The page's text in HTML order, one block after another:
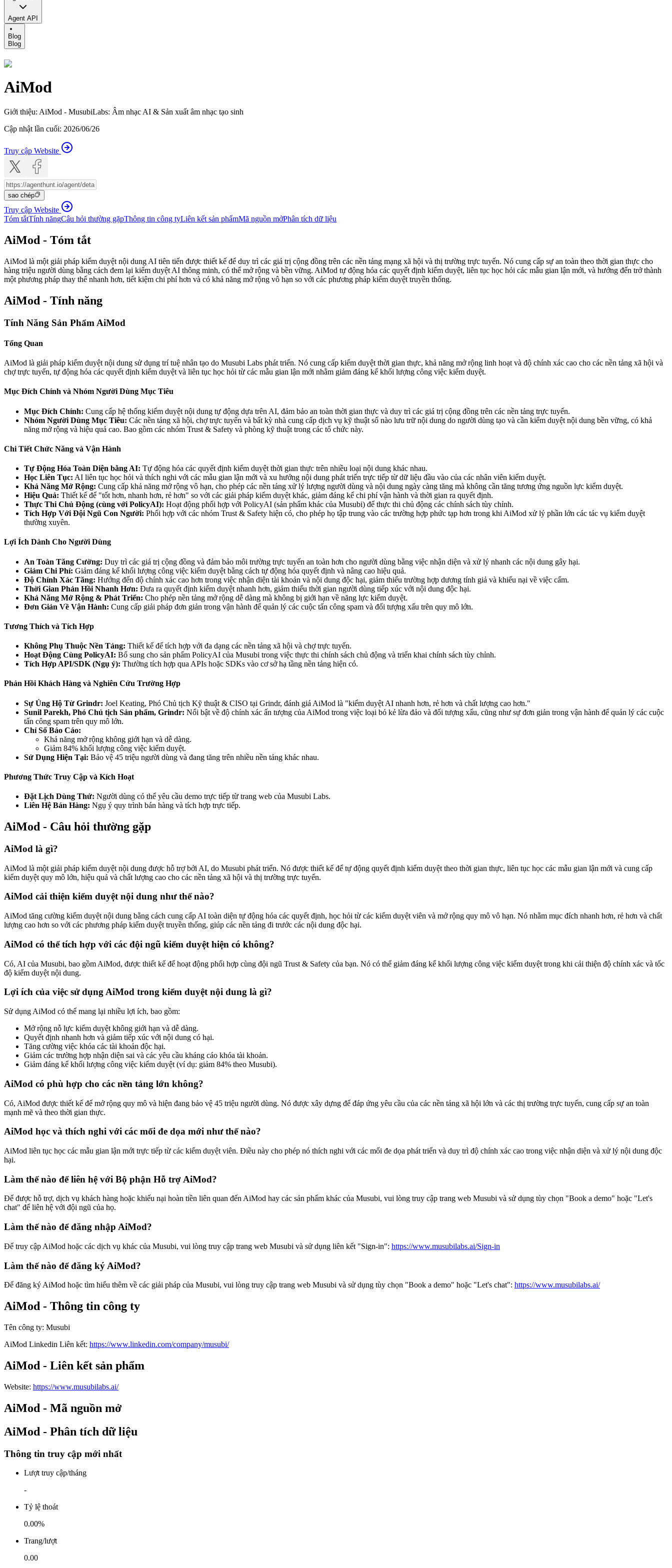
Agent API
Blog
Blog
AiMod
Giới thiệu: AiMod - MusubiLabs: Âm nhạc AI & Sản xuất âm nhạc tạo sinh
Cập nhật lần cuối: 2026/06/26
Truy cập Website
sao chép
Truy cập Website
Tóm tắtTính năngCâu hỏi thường gặpThông tin công tyLiên kết sản phẩmMã nguồn mởPhân tích dữ liệu
AiMod - Tóm tắt
AiMod là một giải pháp kiểm duyệt nội dung AI tiên tiến được thiết kế để duy trì các giá trị cộng đồng trên các nền tảng mạng xã hội và thị trường trực tuyến. Nó cung cấp sự an toàn theo thời gian thực cho
hàng triệu người dùng bằng cách đem lại kiểm duyệt AI thông minh, có thể mở rộng và bền vững. AiMod tự động hóa các quyết định kiểm duyệt, liên tục học hỏi các mẫu gian lận mới, và hướng đến trở thành
một phương pháp thay thế nhanh hơn, tiết kiệm chi phí hơn và có khả năng mở rộng vô hạn so với các phương pháp kiểm duyệt truyền thống.
AiMod - Tính năng
Tính Năng Sản Phẩm AiMod
Tổng Quan
AiMod là giải pháp kiểm duyệt nội dung sử dụng trí tuệ nhân tạo do Musubi Labs phát triển. Nó cung cấp kiểm duyệt thời gian thực, khả năng mở rộng linh hoạt và độ chính xác cao cho các nền tảng xã hội và
chợ trực tuyến, tự động hóa các quyết định kiểm duyệt và liên tục học hỏi từ các mẫu gian lận mới nhằm giảm đáng kể khối lượng công việc kiểm duyệt.
Mục Đích Chính và Nhóm Người Dùng Mục Tiêu
Mục Đích Chính: Cung cấp hệ thống kiểm duyệt nội dung tự động dựa trên AI, đảm bảo an toàn thời gian thực và duy trì các giá trị cộng đồng trên các nền tảng trực tuyến.
Nhóm Người Dùng Mục Tiêu: Các nền tảng xã hội, chợ trực tuyến và bất kỳ nhà cung cấp dịch vụ kỹ thuật số nào lưu trữ nội dung do người dùng tạo và cần kiểm duyệt nội dung bền vững, có khả
năng mở rộng và hiệu quả cao. Bao gồm các nhóm Trust & Safety và phòng kỹ thuật trong các tổ chức này.
Chi Tiết Chức Năng và Vận Hành
Tự Động Hóa Toàn Diện bằng AI: Tự động hóa các quyết định kiểm duyệt thời gian thực trên nhiều loại nội dung khác nhau.
Học Liên Tục: AI liên tục học hỏi và thích nghi với các mẫu gian lận mới và xu hướng nội dung phát triển trực tiếp từ dữ liệu đầu vào của các nhân viên kiểm duyệt.
Khả Năng Mở Rộng: Cung cấp khả năng mở rộng vô hạn, cho phép các nền tảng xử lý lượng người dùng và nội dung ngày càng tăng mà không cần tăng tương ứng nguồn lực kiểm duyệt.
Hiệu Quả: Thiết kế để "tốt hơn, nhanh hơn, rẻ hơn" so với các giải pháp kiểm duyệt khác, giảm đáng kể chi phí vận hành và thời gian ra quyết định.
Thực Thi Chủ Động (cùng với PolicyAI): Hoạt động phối hợp với PolicyAI (sản phẩm khác của Musubi) để thực thi chủ động các chính sách tùy chỉnh.
Tích Hợp Với Đội Ngũ Con Người: Phối hợp với các nhóm Trust & Safety hiện có, cho phép họ tập trung vào các trường hợp phức tạp hơn trong khi AiMod xử lý phần lớn các tác vụ kiểm duyệt
thường xuyên.
Lợi Ích Dành Cho Người Dùng
An Toàn Tăng Cường: Duy trì các giá trị cộng đồng và đảm bảo môi trường trực tuyến an toàn hơn cho người dùng bằng việc nhận diện và xử lý nhanh các nội dung gây hại.
Giảm Chi Phí: Giảm đáng kể khối lượng công việc kiểm duyệt bằng cách tự động hóa quyết định và nâng cao hiệu quả.
Độ Chính Xác Tăng: Hướng đến độ chính xác cao hơn trong việc nhận diện tài khoản và nội dung độc hại, giảm thiểu trường hợp dương tính giả và khiếu nại về việc cấm.
Thời Gian Phản Hồi Nhanh Hơn: Đưa ra quyết định kiểm duyệt nhanh hơn, giảm thiểu thời gian người dùng tiếp xúc với nội dung độc hại.
Khả Năng Mở Rộng & Phát Triển: Cho phép nền tảng mở rộng dễ dàng mà không bị giới hạn về năng lực kiểm duyệt.
Đơn Giản Về Vận Hành: Cung cấp giải pháp đơn giản trong vận hành để quản lý các cuộc tấn công spam và đối tượng xấu trên quy mô lớn.
Tương Thích và Tích Hợp
Không Phụ Thuộc Nền Tảng: Thiết kế để tích hợp với đa dạng các nền tảng xã hội và chợ trực tuyến.
Hoạt Động Cùng PolicyAI: Bổ sung cho sản phẩm PolicyAI của Musubi trong việc thực thi chính sách chủ động và triển khai chính sách tùy chỉnh.
Tích Hợp API/SDK (Ngụ ý): Thường tích hợp qua APIs hoặc SDKs vào cơ sở hạ tầng nền tảng hiện có.
Phản Hồi Khách Hàng và Nghiên Cứu Trường Hợp
Sự Ủng Hộ Từ Grindr: Joel Keating, Phó Chủ tịch Kỹ thuật & CISO tại Grindr, đánh giá AiMod là "kiểm duyệt AI nhanh hơn, rẻ hơn và chất lượng cao hơn."
Sunil Parekh, Phó Chủ tịch Sản phẩm, Grindr: Nổi bật về độ chính xác ấn tượng của AiMod trong việc loại bỏ kẻ lừa đảo và đối tượng xấu, cũng như sự đơn giản trong vận hành để quản lý các cuộc
tấn công spam trên quy mô lớn.
Chỉ Số Báo Cáo:
Khả năng mở rộng không giới hạn và dễ dàng.
Giảm 84% khối lượng công việc kiểm duyệt.
Sử Dụng Hiện Tại: Bảo vệ 45 triệu người dùng và đang tăng trên nhiều nền tảng khác nhau.
Phương Thức Truy Cập và Kích Hoạt
Đặt Lịch Dùng Thử: Người dùng có thể yêu cầu demo trực tiếp từ trang web của Musubi Labs.
Liên Hệ Bán Hàng: Ngụ ý quy trình bán hàng và tích hợp trực tiếp.
AiMod - Câu hỏi thường gặp
AiMod là gì?
AiMod là một giải pháp kiểm duyệt nội dung được hỗ trợ bởi AI, do Musubi phát triển. Nó được thiết kế để tự động quyết định kiểm duyệt theo thời gian thực, liên tục học các mẫu gian lận mới và cung cấp
kiểm duyệt quy mô lớn, hiệu quả và chất lượng cao cho các nền tảng xã hội và thị trường trực tuyến.
AiMod cải thiện kiểm duyệt nội dung như thế nào?
AiMod tăng cường kiểm duyệt nội dung bằng cách cung cấp AI toàn diện tự động hóa các quyết định, học hỏi từ các kiểm duyệt viên và mở rộng quy mô vô hạn. Nó nhằm mục đích nhanh hơn, rẻ hơn và chất
lượng cao hơn so với các phương pháp kiểm duyệt truyền thống, giúp các nền tảng đi trước các nội dung độc hại.
AiMod có thể tích hợp với các đội ngũ kiểm duyệt hiện có không?
Có, AI của Musubi, bao gồm AiMod, được thiết kế để hoạt động phối hợp cùng đội ngũ Trust & Safety của bạn. Nó có thể giảm đáng kể khối lượng công việc kiểm duyệt trong khi cải thiện độ chính xác và tốc
độ kiểm duyệt nội dung.
Lợi ích của việc sử dụng AiMod trong kiểm duyệt nội dung là gì?
Sử dụng AiMod có thể mang lại nhiều lợi ích, bao gồm:
Mở rộng nỗ lực kiểm duyệt không giới hạn và dễ dàng.
Quyết định nhanh hơn và giảm tiếp xúc với nội dung có hại.
Tăng cường việc khóa các tài khoản độc hại.
Giảm các trường hợp nhận diện sai và các yêu cầu kháng cáo khóa tài khoản.
Giảm đáng kể khối lượng công việc kiểm duyệt (ví dụ: giảm 84% theo Musubi).
AiMod có phù hợp cho các nền tảng lớn không?
Có, AiMod được thiết kế để mở rộng quy mô và hiện đang bảo vệ 45 triệu người dùng. Nó được xây dựng để đáp ứng yêu cầu của các nền tảng xã hội lớn và các thị trường trực tuyến, cung cấp sự an toàn
mạnh mẽ và theo thời gian thực.
AiMod học và thích nghi với các mối đe dọa mới như thế nào?
AiMod liên tục học các mẫu gian lận mới trực tiếp từ các kiểm duyệt viên. Điều này cho phép nó thích nghi với các mối đe dọa phát triển và duy trì độ chính xác cao trong việc nhận diện và xử lý nội dung độc
hại.
Làm thế nào để liên hệ với Bộ phận Hỗ trợ AiMod?
Để được hỗ trợ, dịch vụ khách hàng hoặc khiếu nại hoàn tiền liên quan đến AiMod hay các sản phẩm khác của Musubi, vui lòng truy cập trang web Musubi và sử dụng tùy chọn "Book a demo" hoặc "Let's
chat" để liên hệ với đội ngũ của họ.
Làm thế nào để đăng nhập AiMod?
Để truy cập AiMod hoặc các dịch vụ khác của Musubi, vui lòng truy cập trang web Musubi và sử dụng liên kết "Sign-in": https://www.musubilabs.ai/Sign-in
Làm thế nào để đăng ký AiMod?
Để đăng ký AiMod hoặc tìm hiểu thêm về các giải pháp của Musubi, vui lòng truy cập trang web Musubi và sử dụng tùy chọn "Book a demo" hoặc "Let's chat": https://www.musubilabs.ai/
AiMod - Thông tin công ty
Tên công ty: Musubi
AiMod Linkedin Liên kết: https://www.linkedin.com/company/musubi/
AiMod - Liên kết sản phẩm
Website: https://www.musubilabs.ai/
AiMod - Mã nguồn mở
AiMod - Phân tích dữ liệu
Thông tin truy cập mới nhất
Lượt truy cập/tháng
-
Tỷ lệ thoát
0.00%
Trang/lượt
0.00